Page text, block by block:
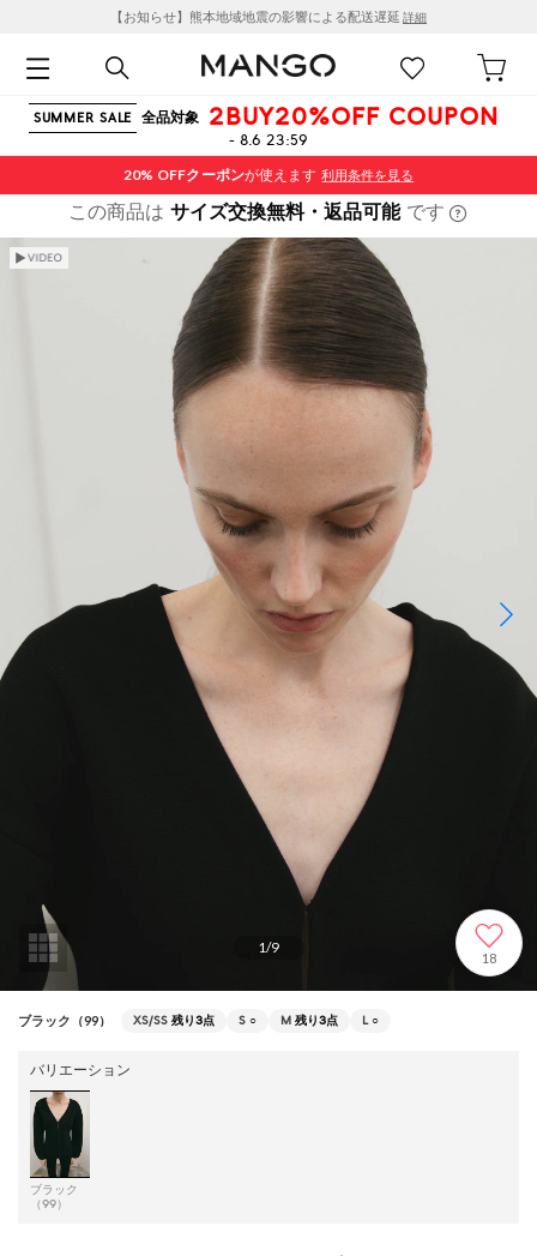
【お知らせ】熊本地域地震の影響による配送遅延 詳細
SUMMER SALE 全品対象 2BUY20%OFF COUPON
- 8.6 23:59
20% OFFクーポンが使えます 利用条件を見る
この商品は サイズ交換無料・返品可能 です
1/9
18
ブラック（99） XS/SS 残り3点 S ○ M 残り3点 L ○
バリエーション
ブラック
（99）